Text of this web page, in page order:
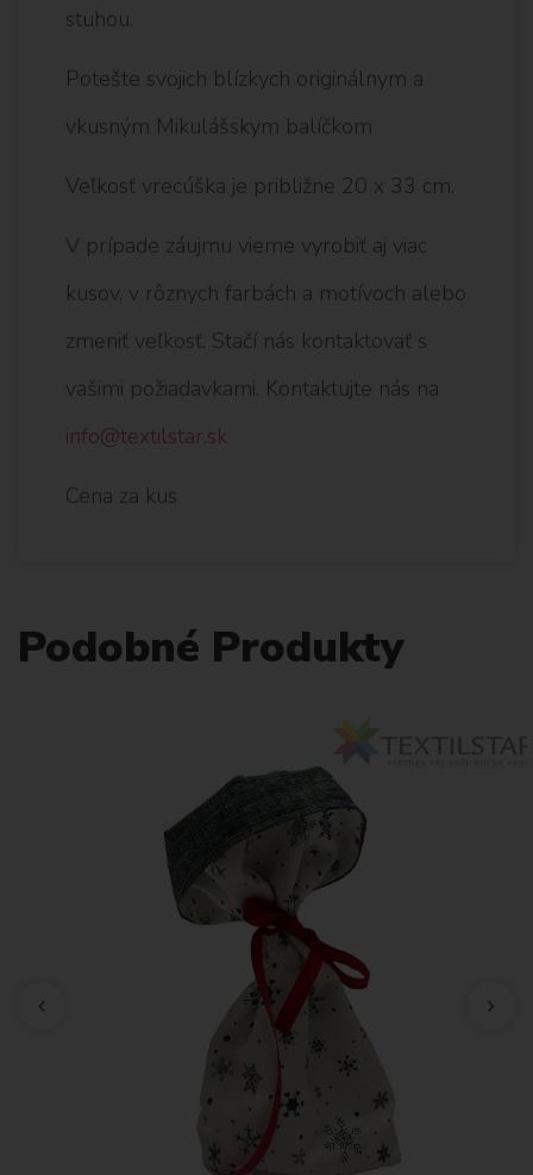
stuhou.
Potešte svojich blízkych originálnym a
vkusným Mikulášskym balíčkom
Veľkosť vrecúška je približne 20 x 33 cm.
V prípade záujmu vieme vyrobiť aj viac
kusov, v rôznych farbách a motívoch alebo
zmeniť veľkosť. Stačí nás kontaktovať s
vašimi požiadavkami. Kontaktujte nás na
info@textilstar.sk
Cena za kus
Podobné Produkty